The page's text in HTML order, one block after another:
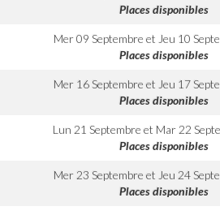
Places disponibles
Mer 09 Septembre et Jeu 10
Places disponibles
Mer 16 Septembre et Jeu 17
Places disponibles
Lun 21 Septembre et Mar 22
Places disponibles
Mer 23 Septembre et Jeu 24
Places disponibles